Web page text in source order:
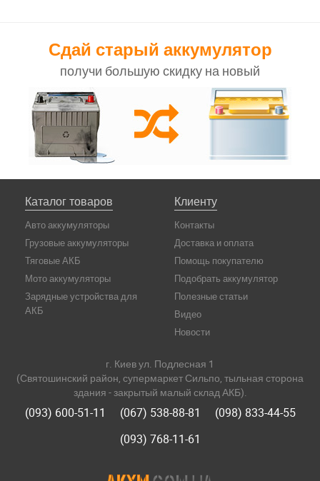
Сдай старый аккумулятор
получи большую скидку на новый
Каталог товаров
Авто аккумуляторы
Грузовые аккумуляторы
Тяговые АКБ
Мото аккумуляторы
Зарядные устройства для
АКБ
Клиенту
Контакты
Доставка и оплата
Помощь покупателю
Подобрать аккумулятор
Полезные статьи
Видео
Новости
г. Киев ул. Подлесная 1
(Святошинский район, супермаркет Сильпо, тыльная сторона
здания - закрытый малый склад АКБ).
(093) 600-51-11 (067) 538-88-81
(098) 833-44-55
(093) 768-11-61